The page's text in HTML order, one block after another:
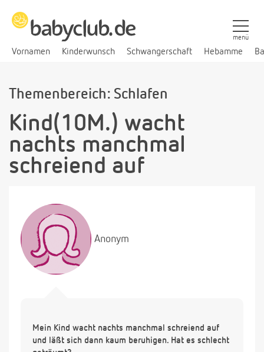
Vornamen Kinderwunsch Schwangerschaft Hebamme
menü
Themenbereich: Schlafen
Kind(10M.) wacht
nachts manchmal
schreiend auf
Anonym
Mein Kind wacht nachts manchmal schreiend auf
und läßt sich dann kaum beruhigen. Hat es schlecht